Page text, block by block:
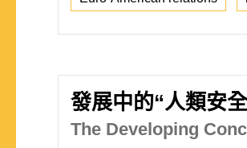
發展中的“人類安
The Developing